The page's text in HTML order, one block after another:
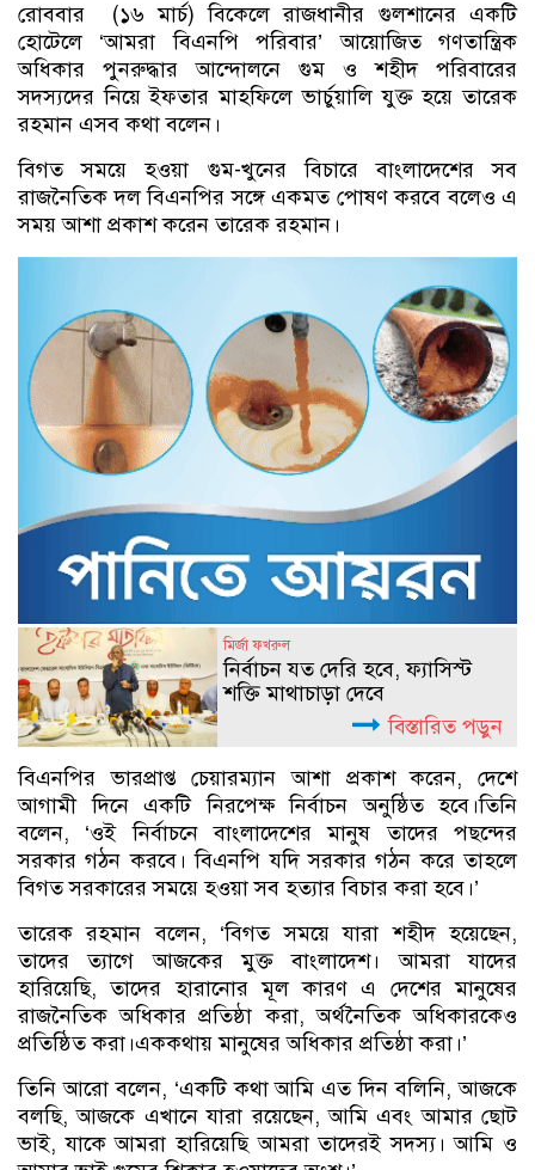
রোববার (১৬ মার্চ) বিকেলে রাজধানীর গুলশানের একটি
হোটেলে ‘আমরা বিএনপি পরিবার’ আয়োজিত গণতান্ত্রিক
অধিকার পুনরুদ্ধার আন্দোলনে গুম ও শহীদ পরিবারের
সদস্যদের নিয়ে ইফতার মাহফিলে ভার্চুয়ালি যুক্ত হয়ে তারেক
রহমান এসব কথা বলেন।
বিগত সময়ে হওয়া গুম-খুনের বিচারে বাংলাদেশের সব
রাজনৈতিক দল বিএনপির সঙ্গে একমত পোষণ করবে বলেও এ
সময় আশা প্রকাশ করেন তারেক রহমান।
মির্জা ফখরুল
নির্বাচন যত দেরি হবে, ফ্যাসিস্ট
শক্তি মাথাচাড়া দেবে
বিস্তারিত পড়ুন
বিএনপির ভারপ্রাপ্ত চেয়ারম্যান আশা প্রকাশ করেন, দেশে
আগামী দিনে একটি নিরপেক্ষ নির্বাচন অনুষ্ঠিত হবে।তিনি
বলেন, ‘ওই নির্বাচনে বাংলাদেশের মানুষ তাদের পছন্দের
সরকার গঠন করবে। বিএনপি যদি সরকার গঠন করে তাহলে
বিগত সরকারের সময়ে হওয়া সব হত্যার বিচার করা হবে।’
তারেক রহমান বলেন, ‘বিগত সময়ে যারা শহীদ হয়েছেন,
তাদের ত্যাগে আজকের মুক্ত বাংলাদেশ। আমরা যাদের
হারিয়েছি, তাদের হারানোর মূল কারণ এ দেশের মানুষের
রাজনৈতিক অধিকার প্রতিষ্ঠা করা, অর্থনৈতিক অধিকারকেও
প্রতিষ্ঠিত করা।এককথায় মানুষের অধিকার প্রতিষ্ঠা করা।’
তিনি আরো বলেন, ‘একটি কথা আমি এত দিন বলিনি, আজকে
বলছি, আজকে এখানে যারা রয়েছেন, আমি এবং আমার ছোট
ভাই, যাকে আমরা হারিয়েছি আমরা তাদেরই সদস্য। আমি ও